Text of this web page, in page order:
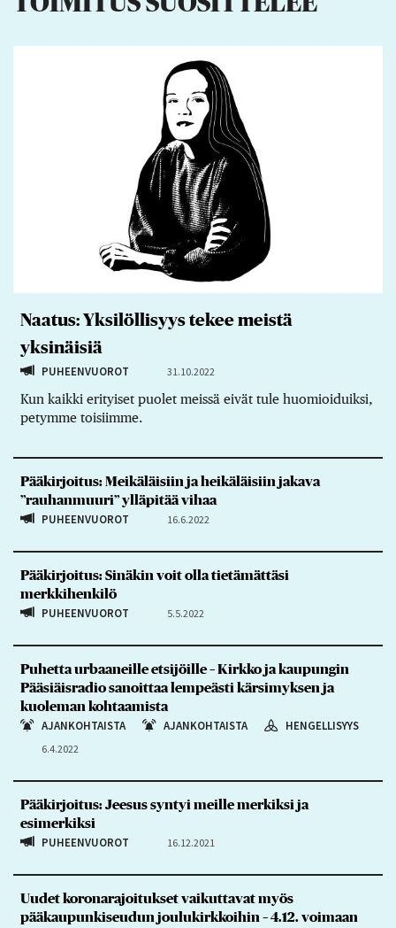
Naatus: Yksilöllisyys tekee meistä
yksinäisiä
PUHEENVUOROT 31.10.2022
Kun kaikki erityiset puolet meissä eivät tule huomioiduiksi,
petymme toisiimme.
Pääkirjoitus: Meikäläisiin ja heikäläisiin jakava
”rauhanmuuri” ylläpitää vihaa
PUHEENVUOROT 16.6.2022
Pääkirjoitus: Sinäkin voit olla tietämättäsi
merkkihenkilö
PUHEENVUOROT 5.5.2022
Puhetta urbaaneille etsijöille – Kirkko ja kaupungin
Pääsiäisradio sanoittaa lempeästi kärsimyksen ja
kuoleman kohtaamista
AJANKOHTAISTA AJANKOHTAISTA HENGELLISYYS
6.4.2022
Pääkirjoitus: Jeesus syntyi meille merkiksi ja
esimerkiksi
PUHEENVUOROT 16.12.2021
Uudet koronarajoitukset vaikuttavat myös
pääkaupunkiseudun joulukirkkoihin – 4.12. voimaan